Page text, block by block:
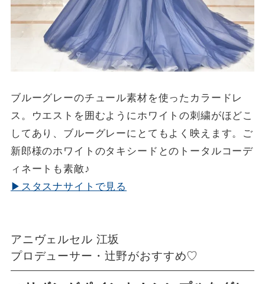
ブルーグレーのチュール素材を使ったカラードレ
ス。ウエストを囲むようにホワイトの刺繍がほどこ
してあり、ブルーグレーにとてもよく映えます。ご
新郎様のホワイトのタキシードとのトータルコーデ
ィネートも素敵♪
▶スタスナサイトで見る
アニヴェルセル 江坂
プロデューサー・辻野がおすすめ♡